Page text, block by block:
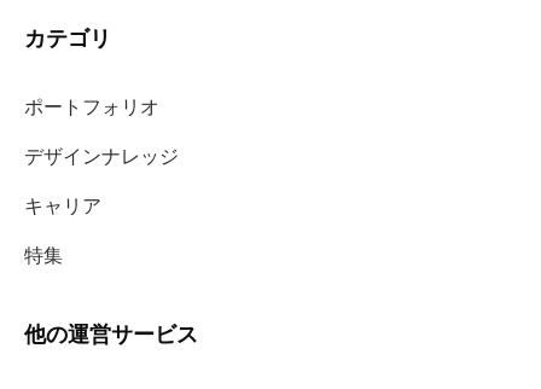
カテゴリ
ポートフォリオ
デザインナレッジ
キャリア
特集
他の運営サービス